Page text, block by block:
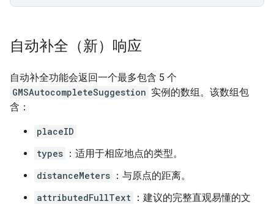
自动补全（新）响应
自动补全功能会返回一个最多包含 5 个
GMSAutocompleteSuggestion 实例的数组。该数组包
含：
placeID
types ：适用于相应地点的类型。
distanceMeters ：与原点的距离。
attributedFullText ：建议的完整直观易懂的文